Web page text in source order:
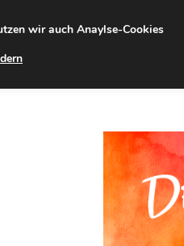
wir auch Anaylse-Cookies